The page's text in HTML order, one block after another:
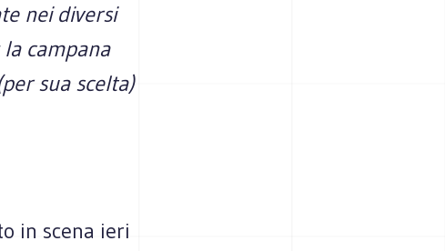
nei diversi
campana
sua scelta)
in scena ieri